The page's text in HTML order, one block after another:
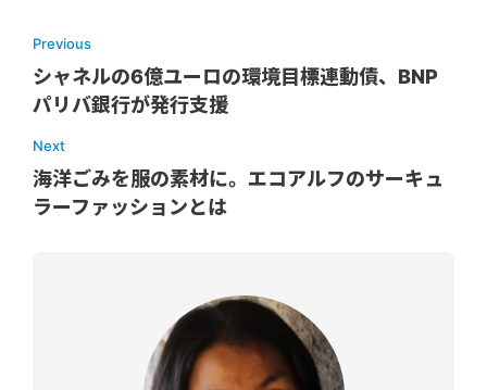
Previous
シャネルの6億ユーロの環境目標連動債、BNP
パリバ銀行が発行支援
Next
海洋ごみを服の素材に。エコアルフのサーキュ
ラーファッションとは